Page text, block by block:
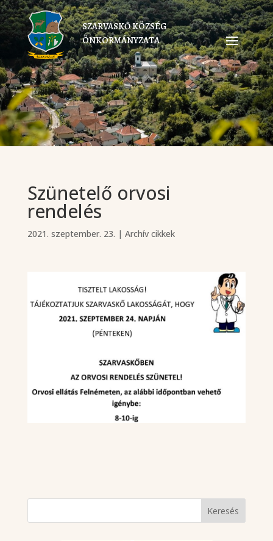
SZARVASKŐ KÖZSÉG
ÖNKORMÁNYZATA
Szünetelő orvosi
rendelés
2021. szeptember. 23. | Archív cikkek